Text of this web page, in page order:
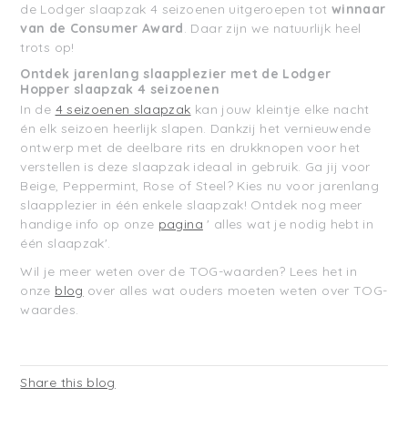
de Lodger slaapzak 4 seizoenen uitgeroepen tot winnaar
van de Consumer Award. Daar zijn we natuurlijk heel
trots op!
Ontdek jarenlang slaapplezier met de Lodger
Hopper slaapzak 4 seizoenen
In de 4 seizoenen slaapzak kan jouw kleintje elke nacht
én elk seizoen heerlijk slapen. Dankzij het vernieuwende
ontwerp met de deelbare rits en drukknopen voor het
verstellen is deze slaapzak ideaal in gebruik. Ga jij voor
Beige, Peppermint, Rose of Steel? Kies nu voor jarenlang
slaapplezier in één enkele slaapzak! Ontdek nog meer
handige info op onze pagina ' alles wat je nodig hebt in
één slaapzak'.
Wil je meer weten over de TOG-waarden? Lees het in
onze blog over alles wat ouders moeten weten over TOG-
waardes.
Share this blog